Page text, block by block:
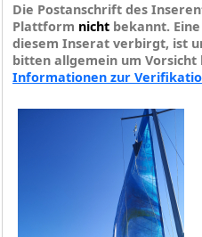
Die Postanschrift des
Plattform nicht bekannt.
diesem Inserat verbirgt, ist
bitten allgemein um
Informationen zur